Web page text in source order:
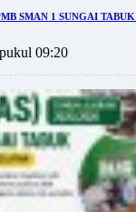
SMAN 1 SUNGAI
09:20